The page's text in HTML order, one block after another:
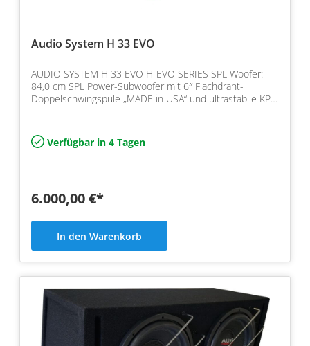
Audio System H 33 EVO
AUDIO SYSTEM H 33 EVO H-EVO SERIES SPL Woofer:
84,0 cm SPL Power-Subwoofer mit 6″ Flachdraht-
Doppelschwingspule „MADE in USA“ und ultrastabile KPC
Verfügbar in 4 Tagen
6.000,00 €*
In den Warenkorb